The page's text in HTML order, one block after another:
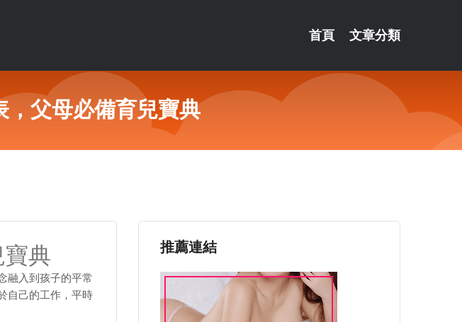
首頁 文章分類
父母必備育兒寶典
典
融入到孩子的平常
自己的工作，平時
推薦連結